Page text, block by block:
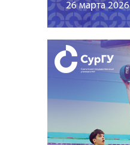
26 марта 2026